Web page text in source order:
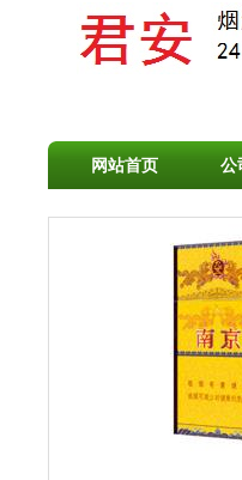
网站首页 公